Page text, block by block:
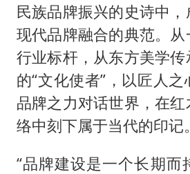
民族品牌振兴的史诗中
现代品牌融合的典范。
行业标杆，从东方美学
的“文化使者”，以匠人
品牌之力对话世界，在
络中刻下属于当代的印记。
“品牌建设是一个长期而